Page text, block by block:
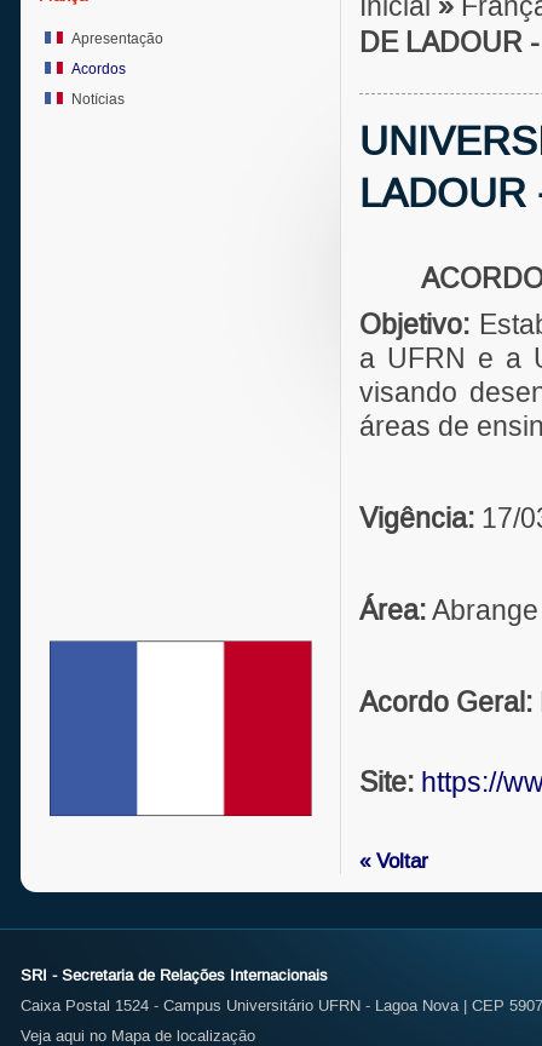
Apresentação
Acordos
Notícias
Inicial »
DE LADOUR
Objetivo:
a UFRN e a
visando
áreas de
Vigência: 17/
Área:
Acordo Geral:
Site: https://
« Voltar
SRI - Secretaria de Relações Internacionais
Caixa Postal 1524 - Campus Universitário UFRN - Lagoa Nova | CEP
Veja aqui no Mapa de localização